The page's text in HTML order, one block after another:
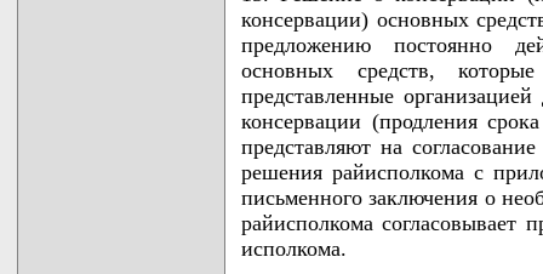
консервации) основных
предложению постоянно
основных средств,
представленные
консервации (продления
представляют на
решения райисполкома с
письменного заключения о
райисполкома согласовывает
исполкома.